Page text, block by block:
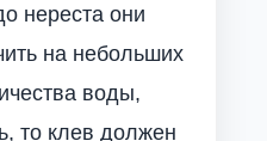
нереста они
на небольших
воды,
то клев должен